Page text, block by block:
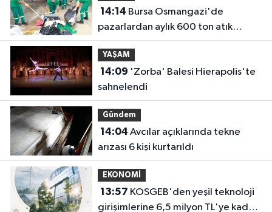
14:14
pazarlardan aylık 600 ton atık
toplanıyor
YAŞAM
14:09
sahnelendi
Gündem
14:04
arızası 6 kişi kurtarıldı
EKONOMİ
13:57
girişimlerine 6,5 milyon TL'ye kadar